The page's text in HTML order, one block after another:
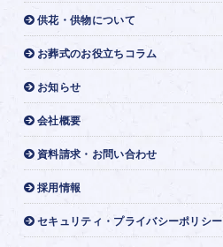
供花・供物について
お葬式のお役立ちコラム
お知らせ
会社概要
資料請求・お問い合わせ
採用情報
セキュリティ・プライバシーポリシー